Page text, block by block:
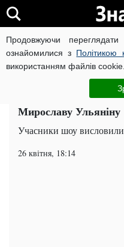
Продовжуючи
ознайомилися з Політикою
використанням файлів cookie.
ВІЙНА РОСІЇ ПРОТИ
Зважені та
Мирославу Ульяніну
Учасники шоу
26 квітня, 18:14